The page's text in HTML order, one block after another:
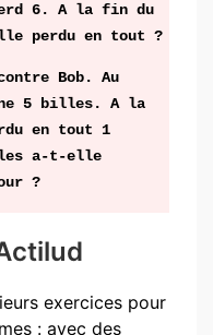
6. A la fin du
perdu en tout ?
Bob. Au
5 billes. A la
en tout 1
a-t-elle
?
exercices pour
: avec des